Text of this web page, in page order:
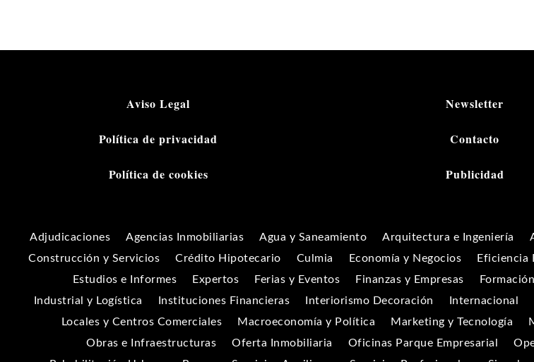
Aviso Legal
Política de privacidad
Política de cookies
Newsletter
Contacto
Publicidad
Adjudicaciones Agencias Inmobiliarias Agua y Saneamiento Arquitectura e Ingeniería
Construcción y Servicios
Crédito Hipotecario Culmia Economía y Negocios Eficiencia
Estudios e Informes
Expertos Ferias y Eventos Finanzas y Empresas
Industrial y Logística
Instituciones Financieras Interiorismo Decoración Internacional
Locales y Centros Comerciales
Macroeconomía y Política Marketing y Tecnología
Obras e Infraestructuras
Oferta Inmobiliaria Oficinas Parque Empresarial